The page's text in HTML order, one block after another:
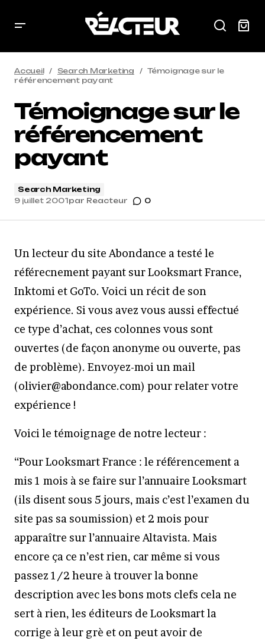
Accueil Search Marketing
Témoignage sur le
référencement payant
Témoignage sur le
référencement
payant
Search Marketing
9 juillet 2001par Reacteur 0
Un lecteur du site Abondance a testé le
référecnement payant sur Looksmart France,
Inktomi et GoTo. Voici un récit de son
expérience. Si vous avez vous aussi effectué
ce type d’achat, ces colonnes vous sont
ouvertes (de façon anonyme ou ouverte, pas
de problème). Envoyez-moi un mail
(olivier@abondance.com) pour relater votre
expérience !
Voici le témoignage de notre lecteur :
“Pour Looksmart France : le référencement a
mis 1 mois à se faire sur l’annuaire Looksmart
(ils disent sous 5 jours, mais c’est l’examen du
site pas sa soumission) et 2 mois pour
apparaître sur l’annuaire Altavista. Mais
encore ça ce n’est rien, car même si vous
passez 1/2 heure à trouver la bonne
description avec les bons mots clefs cela ne
sert à rien, les éditeurs de Looksmart la
corrige à leur grè et on peut avoir de